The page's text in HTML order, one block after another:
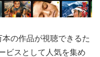
の作品が視聴できるた
ビスとして人気を集め